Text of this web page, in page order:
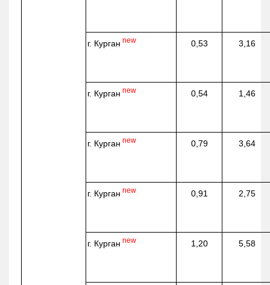
г. Курган new 0,53 3,16
г. Курган new 0,54 1,46
г. Курган new 0,79 3,64
г. Курган new 0,91 2,75
г. Курган new 1,20 5,58